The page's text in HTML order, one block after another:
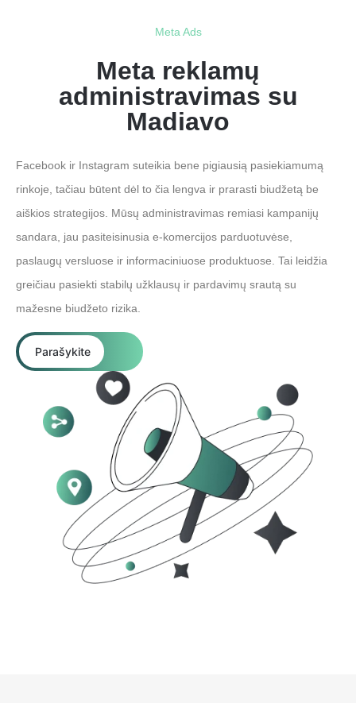
Meta Ads
Meta reklamų
administravimas su
Madiavo
Facebook ir Instagram suteikia bene pigiausią pasiekiamumą
rinkoje, tačiau būtent dėl to čia lengva ir prarasti biudžetą be
aiškios strategijos. Mūsų administravimas remiasi kampanijų
sandara, jau pasiteisinusia e-komercijos parduotuvėse,
paslaugų versluose ir informaciniuose produktuose. Tai leidžia
greičiau pasiekti stabilų užklausų ir pardavimų srautą su
mažesne biudžeto rizika.
Parašykite